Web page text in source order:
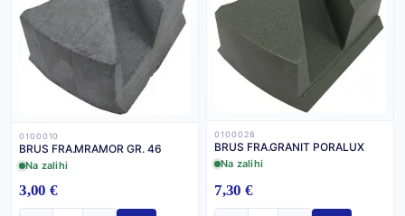
0100010
BRUS FRA.MRAMOR GR. 46
Na zalihi
3,00 €
0100028
BRUS FRA.GRANIT PORALUX
Na zalihi
7,30 €